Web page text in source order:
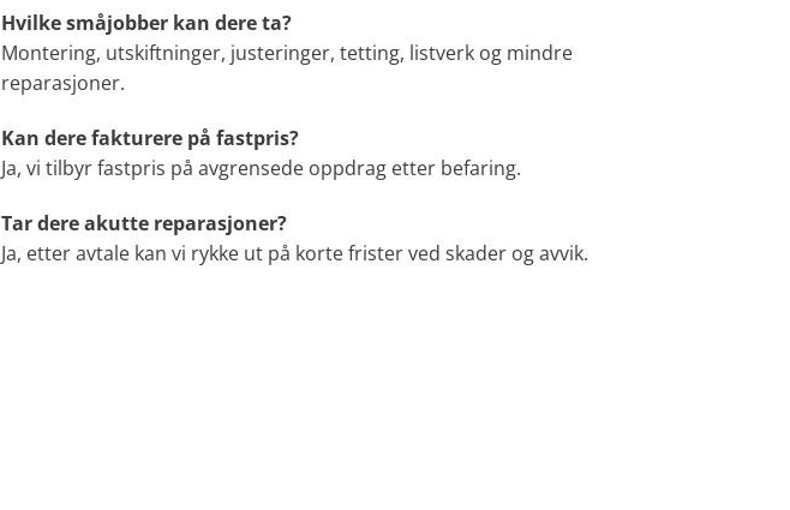
Hvilke småjobber kan dere ta?
Montering, utskiftninger, justeringer, tetting, listverk og mindre
reparasjoner.
Kan dere fakturere på fastpris?
Ja, vi tilbyr fastpris på avgrensede oppdrag etter befaring.
Tar dere akutte reparasjoner?
Ja, etter avtale kan vi rykke ut på korte frister ved skader og avvik.